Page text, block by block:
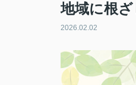
地域に根
2026.02.02